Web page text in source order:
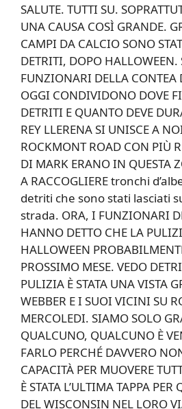
SALUTE. TUTTI SU.
UNA CAUSA COSÌ GRANDE.
CAMPI DA CALCIO SONO
DETRITI, DOPO HALLOWEEN.
FUNZIONARI DELLA CONTEA
OGGI CONDIVIDONO DOVE
DETRITI E QUANTO DEVE
REY LLERENA SI UNISCE A
ROCKMONT ROAD CON PIÙ
DI MARK ERANO IN QUESTA
A RACCOGLIERE tronchi
detriti che sono stati lasciati
strada. ORA, I FUNZIONARI
HANNO DETTO CHE LA
HALLOWEEN
PROSSIMO MESE. VEDO
PULIZIA È STATA UNA VISTA
WEBBER E I SUOI ​​VICINI SU
MERCOLEDI. SIAMO SOLO
QUALCUNO, QUALCUNO È
FARLO PERCHÉ DAVVERO
CAPACITÀ PER MUOVERE
È STATA L’ULTIMA TAPPA PER
DEL WISCONSIN NEL LORO